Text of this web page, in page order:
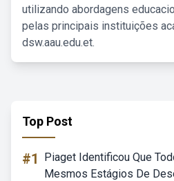
utilizando abordagens
pelas principais instituições
dsw.aau.edu.et.
Top Post
#1
Piaget Identificou Que
Mesmos Estágios De